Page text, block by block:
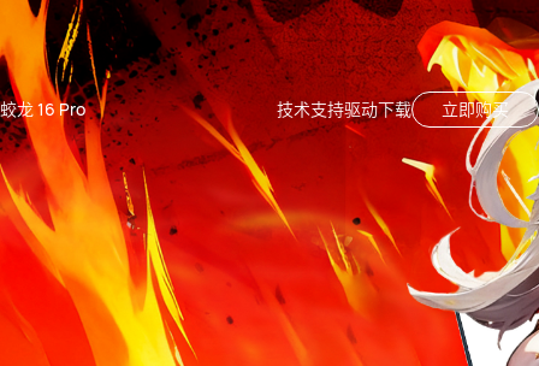
蛟龙 16 Pro 技术支持驱动下载 立即购买